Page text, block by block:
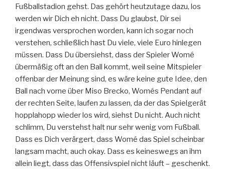
Fußballstadion gehst. Das gehört heutzutage dazu, los
werden wir Dich eh nicht. Dass Du glaubst, Dir sei
irgendwas versprochen worden, kann ich sogar noch
verstehen, schließlich hast Du viele, viele Euro hinlegen
müssen. Dass Du übersiehst, dass der Spieler Womé
übermäßig oft an den Ball kommt, weil seine Mitspieler
offenbar der Meinung sind, es wäre keine gute Idee, den
Ball nach vorne über Miso Brecko, Womés Pendant auf
der rechten Seite, laufen zu lassen, da der das Spielgerät
hopplahopp wieder los wird, siehst Du nicht. Auch nicht
schlimm, Du verstehst halt nur sehr wenig vom Fußball.
Dass es Dich verärgert, dass Womé das Spiel scheinbar
langsam macht, auch okay. Dass es keineswegs an ihm
allein liegt, dass das Offensivspiel nicht läuft – geschenkt.